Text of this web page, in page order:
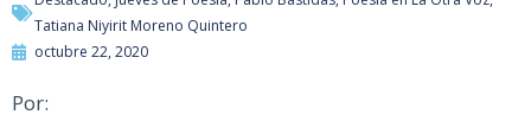
Tatiana Niyirit Moreno Quintero
octubre 22, 2020
Por: